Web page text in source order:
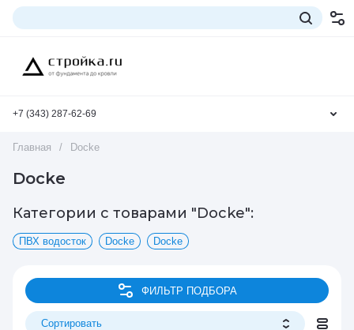
+7 (343) 287-62-69
Главная / Docke
Docke
Категории с товарами "Docke":
ПВХ водосток Docke Docke
ФИЛЬТР ПОДБОРА
Сортировать